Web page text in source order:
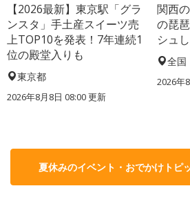
【2026最新】東京駅「グラ
ンスタ」手土産スイーツ売
上TOP10を発表！7年連続1
位の殿堂入りも
東京都
2026年8月8日 08:00更新
関西
の琵
シュ
全国
2026年
夏休みのイベント・おでかけトピ